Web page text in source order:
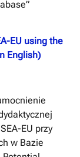
EU using the
English)
EU przy
w Bazie